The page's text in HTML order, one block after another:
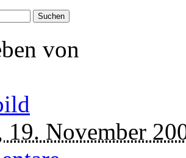
von
19. November